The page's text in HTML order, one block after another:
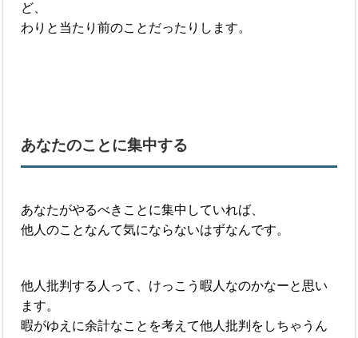
ど、
わりと当たり前のことだったりします。
あなたのことに集中する
あなたがやるべきことに集中していれば、
他人のことなんて気にならないはずなんです。
他人批判する人って、けっこう暇人なのかなーと思い
ます。
暇がゆえに余計なことを考えて他人批判をしちゃうん